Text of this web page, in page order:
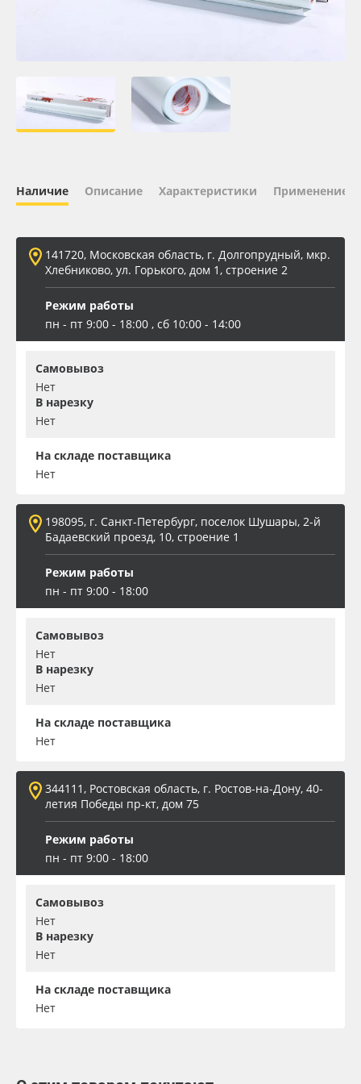
Плёнка монтажная Oratape
ПЭТ бэклит
Вспененный ПВХ
Баннер
Заготовки для сувениров
Наличие Описание Характеристики Применение
141720, Московская область, г. Долгопрудный, мкр.
Хлебниково, ул. Горького, дом 1, строение 2
Режим работы
пн - пт 9:00 - 18:00 , сб 10:00 - 14:00
Самовывоз
Нет
В нарезку
Нет
На складе поставщика
Нет
198095, г. Санкт-Петербург, поселок Шушары, 2-й
Бадаевский проезд, 10, строение 1
Режим работы
пн - пт 9:00 - 18:00
Самовывоз
Нет
В нарезку
Нет
На складе поставщика
Нет
344111, Ростовская область, г. Ростов-на-Дону, 40-
летия Победы пр-кт, дом 75
Режим работы
пн - пт 9:00 - 18:00
Самовывоз
Нет
В нарезку
Нет
На складе поставщика
Нет